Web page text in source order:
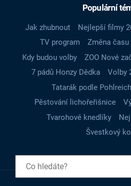
Populární
Jak zhubnout Nejlepší filmy
TV program
Změna času
Kdy budou volby
ZOO Nové
7 pádů Honzy Dědka
Volby
Tatarák podle
Pěstování lichořeřišnice
Tvarohové knedlíky
Švestkový